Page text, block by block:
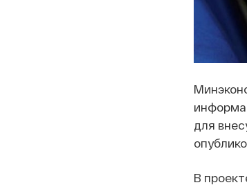
для
В